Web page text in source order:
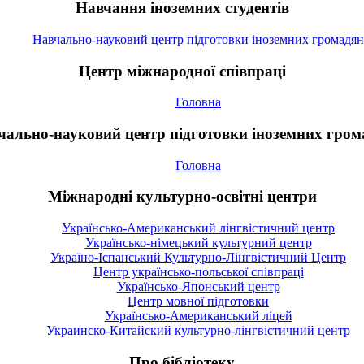
Навчання іноземних студентів
Навчально-науковий центр підготовки іноземних громадян
Центр міжнародної співпраці
Головна
науковий центр підготовки іноземних
Головна
Міжнародні культурно-освітні центри
Українсько-Американський лінгвістичний центр
Українсько-німецький культурний центр
Україно-Іспанський Культурно-Лінгвістичний Центр
Центр українсько-польської співпраці
Українсько-Японський центр
Центр мовної підготовки
Українсько-Американський ліцей
Украинско-Китайский культурно-лінгвістичний центр